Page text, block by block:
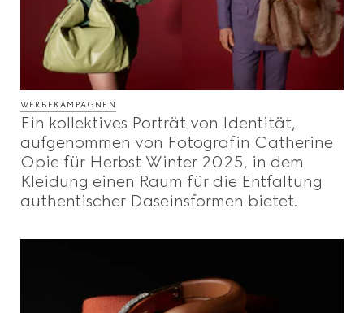
WERBEKAMPAGNEN
Ein kollektives Porträt von Identität,
aufgenommen von Fotografin Catherine
Opie für Herbst Winter 2025, in dem
Kleidung einen Raum für die Entfaltung
authentischer Daseinsformen bietet.